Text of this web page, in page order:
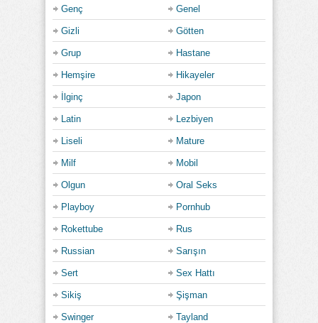
Genç Genel
Gizli Götten
Grup Hastane
Hemşire Hikayeler
İlginç Japon
Latin Lezbiyen
Liseli Mature
Milf Mobil
Olgun Oral Seks
Playboy Pornhub
Rokettube Rus
Russian Sarışın
Sert Sex Hattı
Sikiş Şişman
Swinger Tayland